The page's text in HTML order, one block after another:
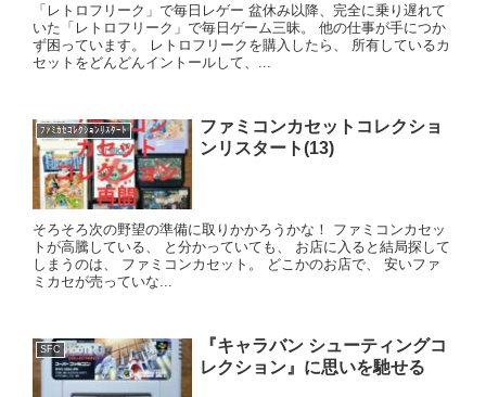
「レトロフリーク」で毎日レゲー 盆休み以降、完全に乗り遅れて
いた「レトロフリーク」で毎日ゲーム三昧。 他の仕事が手につか
ず困っています。 レトロフリークを購入したら、 所有しているカ
セットをどんどんイントールして、...
ﾌｧﾐｶｾｺﾚｸｼｮﾝﾘｽﾀｰﾄ
ファミコンカセットコレクショ
ンリスタート(13)
そろそろ次の野望の準備に取りかかろうかな！ ファミコンカセッ
トが高騰している、 と分かっていても、 お店に入ると結局探して
しまうのは、 ファミコンカセット。 どこかのお店で、 安いファ
ミカセが売っていな...
SFC
『キャラバン シューティングコ
レクション』に思いを馳せる